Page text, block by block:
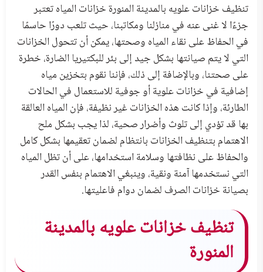
تنظيف خزانات علويه بالمدينة المنورة خزانات المياه تعتبر
جزءًا لا غنى عنه في منازلنا ومكاتبنا، حيث تلعب دورًا حاسمًا
في الحفاظ على نقاء المياه وصحتها، يمكن أن تتحول الخزانات
التي لا يتم صيانتها بشكل جيد إلى بئر للبكتيريا الضارة، خطرة
على صحتنا، وبالإضافة إلى ذلك، فإننا نقوم بتخزين مياه
إضافية في خزانات علوية أو جوفية للاستعمال في الحالات
الطارئة، وإذا كانت هذه الخزانات غير نظيفة، فإن المياه العالقة
بها قد تؤدي إلى تلوث وأضرار صحية، لذا يجب بشكل ملح
الاهتمام بتنظيف الخزانات بانتظام لضمان تعقيمها بشكل كامل
والحفاظ على نظافتها وسلامة استخدامها، على أن تظل المياه
التي نستخدمها آمنة ونقية، وينبغي الاهتمام بنفس القدر
بصيانة خزانات الصرف لضمان دوام فاعليتها.
تنظيف خزانات علويه بالمدينة
المنورة